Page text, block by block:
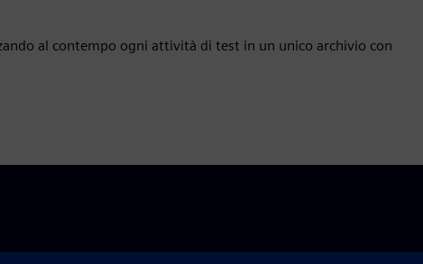
al contempo ogni attività di test in un unico archivio con